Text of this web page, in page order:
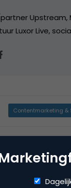
Upstream,
Luxor Live,
Contentmarketing &